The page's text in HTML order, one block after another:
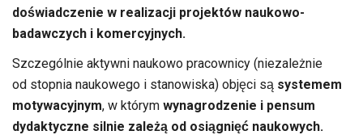
doświadczenie w realizacji projektów naukowo-
badawczych i komercyjnych.
Szczególnie aktywni naukowo pracownicy (niezależnie
od stopnia naukowego i stanowiska) objęci są systemem
motywacyjnym, w którym wynagrodzenie i pensum
dydaktyczne silnie zależą od osiągnięć naukowych.